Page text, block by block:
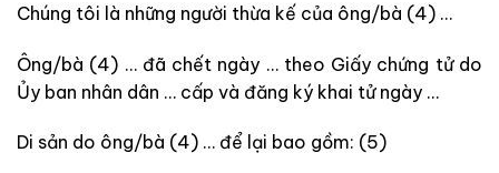
Chúng tôi là những người thừa kế của ông/bà (4) …
Ông/bà (4) … đã chết ngày … theo Giấy chứng tử do
Ủy ban nhân dân … cấp và đăng ký khai tử ngày …
Di sản do ông/bà (4) … để lại bao gồm: (5)